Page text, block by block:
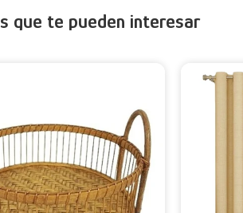
que te pueden interesar